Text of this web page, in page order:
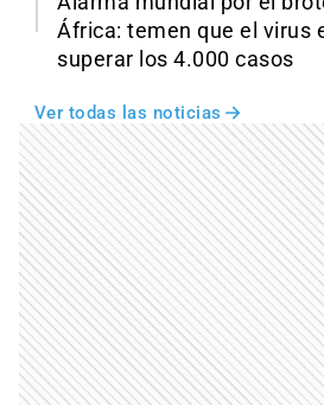
África: temen que el virus
superar los 4.000 casos
Ver todas las noticias